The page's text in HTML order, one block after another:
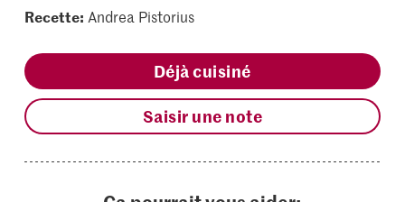
Recette: Andrea Pistorius
Déjà cuisiné
Saisir une note